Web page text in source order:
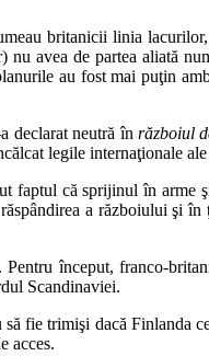
britanicii linia
avea de partea aliată
au fost mai puţin
declarat neutră în războiul
legile internaţionale
faptul că sprijinul în arme
a războiului şi în
început, franco-
Scandinaviei.
să fie trimişi dacă Finlanda
acces.